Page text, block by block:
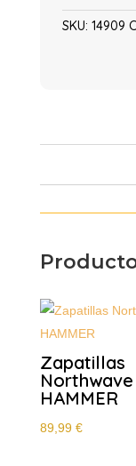
SKU: 14909
Zapatillas
Northwave
HAMMER
89,99 €